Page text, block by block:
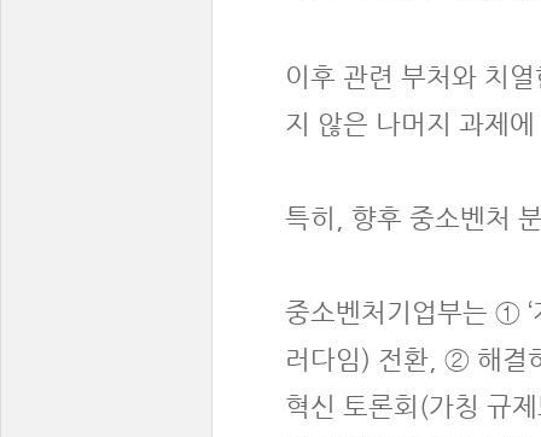
이후 관련 부처와 치
지 않은 나머지 과제
특히, 향후 중소벤처
중소벤처기업부는 ① ‘
러다임) 전환, ② 해결
혁신 토론회(가칭 규